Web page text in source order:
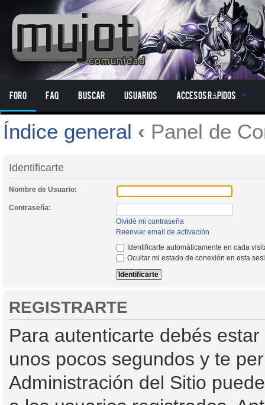
Foro FAQ Buscar Usuarios Accesos Rápidos
Índice general ‹ Panel de
Identificarte
Nombre de Usuario:
Contraseña:
Olvidé mi contraseña
Reenviar email de activación
Identificarte automáticamente en cada
Ocultar mi estado de conexión en esta
REGISTRARTE
Para autenticarte debés
unos pocos segundos y te
Administración del Sitio